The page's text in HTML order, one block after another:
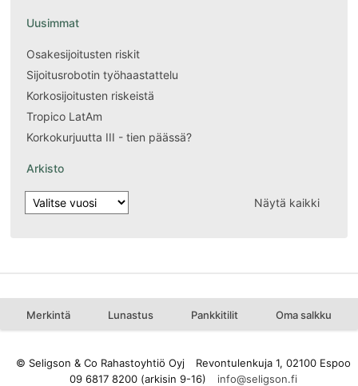
Uusimmat
Osakesijoitusten riskit
Sijoitusrobotin työhaastattelu
Korkosijoitusten riskeistä
Tropico LatAm
Korkokurjuutta III - tien päässä?
Arkisto
Näytä kaikki
Merkintä Lunastus Pankkitilit Oma salkku
© Seligson & Co Rahastoyhtiö Oyj
Revontulenkuja 1, 02100 Espoo
09 6817 8200 (arkisin 9-16)